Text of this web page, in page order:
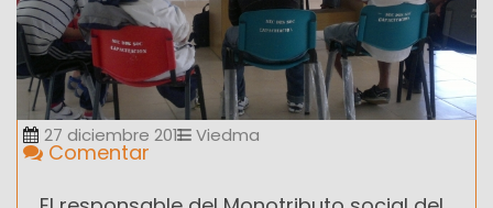
27 diciembre 2011 Viedma
Comentar